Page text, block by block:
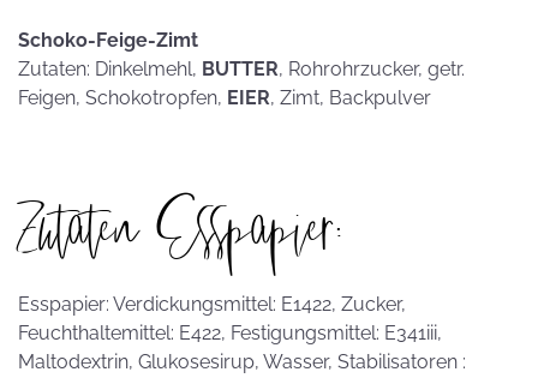
Schoko-Feige-Zimt
Zutaten: Dinkelmehl, BUTTER, Rohrohrzucker, getr.
Feigen, Schokotropfen, EIER, Zimt, Backpulver
Zutaten Esspapier:
Esspapier: Verdickungsmittel: E1422, Zucker,
Feuchthaltemittel: E422, Festigungsmittel: E341iii,
Maltodextrin, Glukosesirup, Wasser, Stabilisatoren :